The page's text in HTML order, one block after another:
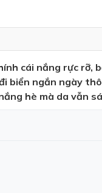
cái nắng rực rỡ,
biển ngắn ngày
hè mà da vẫn